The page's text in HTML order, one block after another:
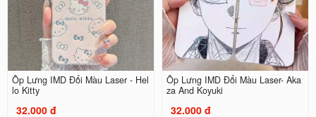
Ốp Lưng IMD Đổi Màu Laser - Hel
lo Kitty
32.000 đ
Ốp Lưng IMD Đổi Màu Laser- Aka
za And Koyuki
32.000 đ